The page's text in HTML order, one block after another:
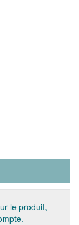
le produit,